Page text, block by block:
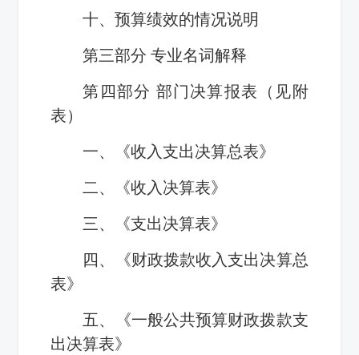
十、预算绩效的情况说明
第三部分 专业名词解释
第四部分 部门决算报表（见附
表）
一、《收入支出决算总表》
二、《收入决算表》
三、《支出决算表》
四、《财政拨款收入支出决算总
表》
五、《一般公共预算财政拨款支
出决算表》